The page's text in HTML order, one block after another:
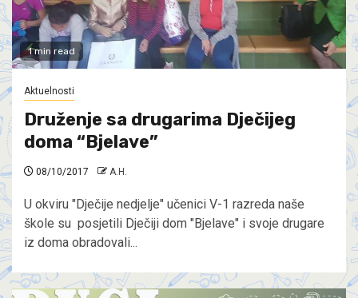
1 min read
Aktuelnosti
Druženje sa drugarima Dječijeg
doma “Bjelave”
08/10/2017 A.H.
U okviru "Dječije nedjelje" učenici V-1 razreda naše
škole su posjetili Dječiji dom "Bjelave" i svoje drugare
iz doma obradovali...